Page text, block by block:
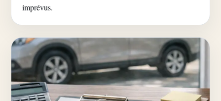
imprévus.